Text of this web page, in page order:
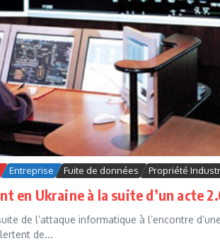
Entreprise Fuite de données Propriété
en Ukraine à la suite d’un acte
de l’attaque informatique à l’encontre
de...